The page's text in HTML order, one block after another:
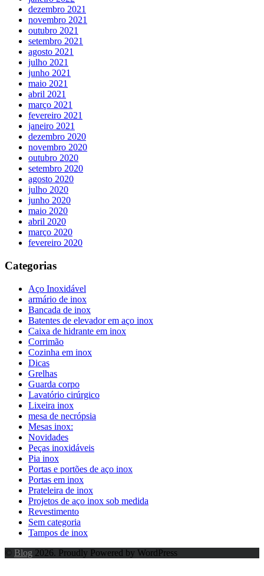
dezembro 2021
novembro 2021
outubro 2021
setembro 2021
agosto 2021
julho 2021
junho 2021
maio 2021
abril 2021
março 2021
fevereiro 2021
janeiro 2021
dezembro 2020
novembro 2020
outubro 2020
setembro 2020
agosto 2020
julho 2020
junho 2020
maio 2020
abril 2020
março 2020
fevereiro 2020
Categorias
Aço Inoxidável
armário de inox
Bancada de inox
Batentes de elevador em aço inox
Caixa de hidrante em inox
Corrimão
Cozinha em inox
Dicas
Grelhas
Guarda corpo
Lavatório cirúrgico
Lixeira inox
mesa de necrópsia
Mesas inox:
Novidades
Peças inoxidáveis
Pia inox
Portas e portões de aço inox
Portas em inox
Prateleira de inox
Projetos de aço inox sob medida
Revestimento
Sem categoria
Tampos de inox
© Blog 2026. Proudly Powered by WordPress